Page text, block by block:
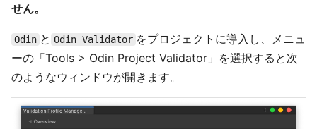
せん。
Odin と Odin Validator をプロジェクトに導入し、メニュ
ーの「Tools > Odin Project Validator」を選択すると次
のようなウィンドウが開きます。